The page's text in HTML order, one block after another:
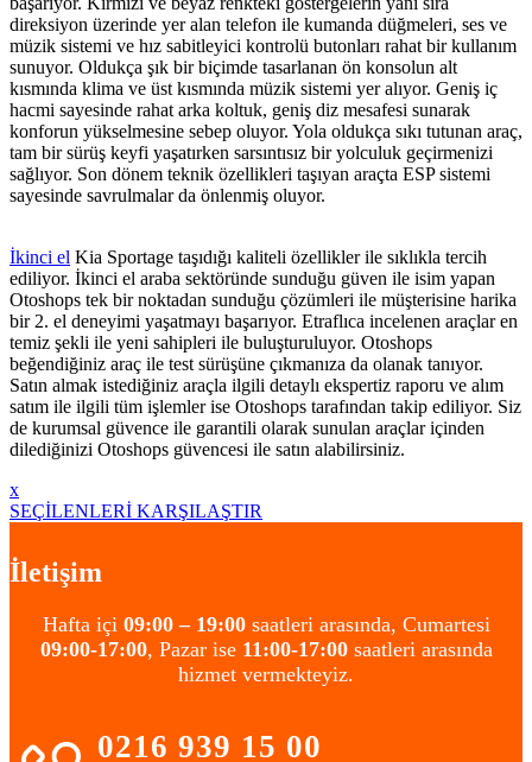
direksiyon üzerinde yer alan telefon ile kumanda düğmeleri, ses ve
müzik sistemi ve hız sabitleyici kontrolü butonları rahat bir kullanım
sunuyor. Oldukça şık bir biçimde tasarlanan ön konsolun alt
kısmında klima ve üst kısmında müzik sistemi yer alıyor. Geniş iç
hacmi sayesinde rahat arka koltuk, geniş diz mesafesi sunarak
konforun yükselmesine sebep oluyor. Yola oldukça sıkı tutunan araç,
tam bir sürüş keyfi yaşatırken sarsıntısız bir yolculuk geçirmenizi
sağlıyor. Son dönem teknik özellikleri taşıyan araçta ESP sistemi
sayesinde savrulmalar da önlenmiş oluyor.
İkinci el Kia Sportage taşıdığı kaliteli özellikler ile sıklıkla tercih
ediliyor. İkinci el araba sektöründe sunduğu güven ile isim yapan
Otoshops tek bir noktadan sunduğu çözümleri ile müşterisine harika
bir 2. el deneyimi yaşatmayı başarıyor. Etraflıca incelenen araçlar en
temiz şekli ile yeni sahipleri ile buluşturuluyor. Otoshops
beğendiğiniz araç ile test sürüşüne çıkmanıza da olanak tanıyor.
Satın almak istediğiniz araçla ilgili detaylı ekspertiz raporu ve alım
satım ile ilgili tüm işlemler ise Otoshops tarafından takip ediliyor. Siz
de kurumsal güvence ile garantili olarak sunulan araçlar içinden
dilediğinizi Otoshops güvencesi ile satın alabilirsiniz.
x
SEÇİLENLERİ KARŞILAŞTIR
İletişim
Hafta içi 09:00 – 19:00saatleri arasında, Cumartesi
09:00-17:00, Pazar ise 11:00-17:00saatleri arasında
hizmet vermekteyiz.
0216 939 15 00